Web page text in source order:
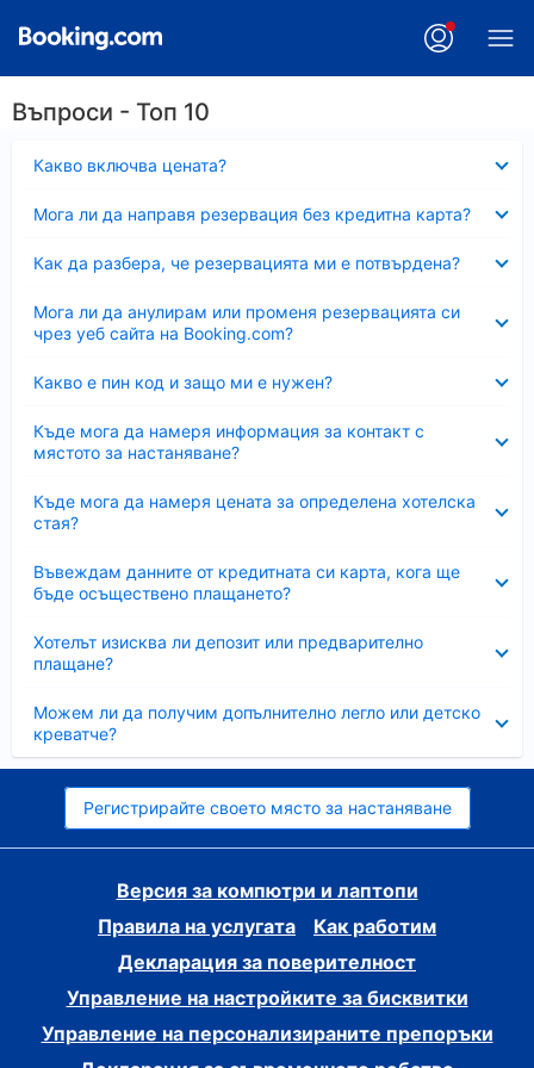
Въпроси - Топ 10
Какво включва цената?
Мога ли да направя резервация без кредитна карта?
Как да разбера, че резервацията ми е потвърдена?
Мога ли да анулирам или променя резервацията си
чрез уеб сайта на Booking.com?
Какво е пин код и защо ми е нужен?
Къде мога да намеря информация за контакт с
мястото за настаняване?
Къде мога да намеря цената за определена хотелска
стая?
Въвеждам данните от кредитната си карта, кога ще
бъде осъществено плащането?
Хотелът изисква ли депозит или предварително
плащане?
Можем ли да получим допълнително легло или детско
креватче?
Регистрирайте своето място за настаняване
Версия за компютри и лаптопи
Правила на услугата
Как работим
Декларация за поверителност
Управление на настройките за бисквитки
Управление на персонализираните препоръки